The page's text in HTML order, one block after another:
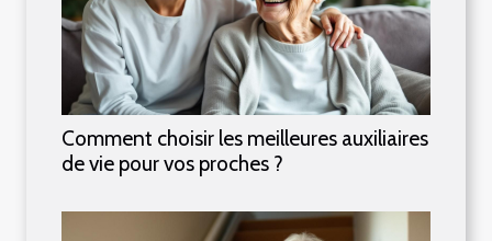
Comment choisir les meilleures auxiliaires
de vie pour vos proches ?